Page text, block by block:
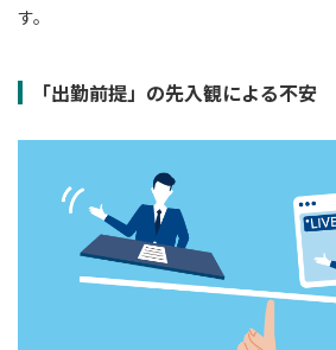
す。
「出勤前提」の先入観による不安